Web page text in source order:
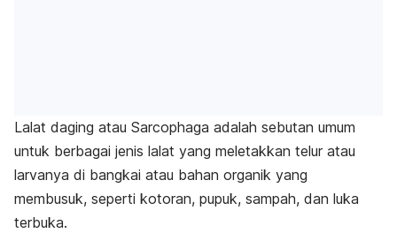
Lalat daging atau Sarcophaga adalah sebutan umum
untuk berbagai jenis lalat yang meletakkan telur atau
larvanya di bangkai atau bahan organik yang
membusuk, seperti kotoran, pupuk, sampah, dan luka
terbuka.